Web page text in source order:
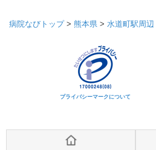
病院なびトップ> 熊本県 > 水道町駅周辺
プライバシーマークについて